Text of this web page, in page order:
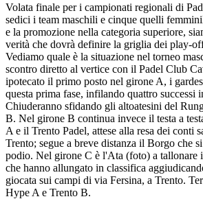
Volata finale per i campionati regionali di
sedici i team maschili e cinque quelli
e la promozione nella categoria superiore,
verità che dovrà definire la griglia dei play-
Vediamo quale è la situazione nel torneo
scontro diretto al vertice con il Padel Club
ipotecato il primo posto nel girone A, i
questa prima fase, infilando quattro successi
Chiuderanno sfidando gli altoatesini del
B. Nel girone B continua invece il testa a
A e il Trento Padel, attese alla resa dei conti
Trento; segue a breve distanza il Borgo che
podio. Nel girone C è l'Ata (foto) a tallonare
che hanno allungato in classifica
giocata sui campi di via Fersina, a Trento.
Hype A e Trento B.